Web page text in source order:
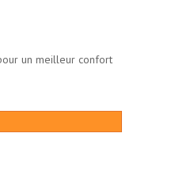
un meilleur confort